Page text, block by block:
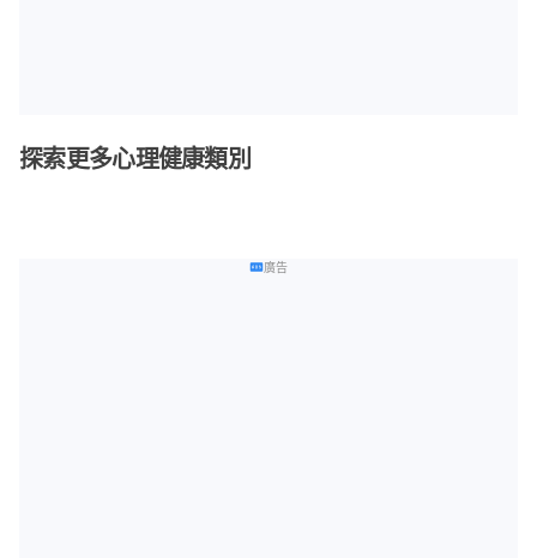
探索更多心理健康類別
廣告